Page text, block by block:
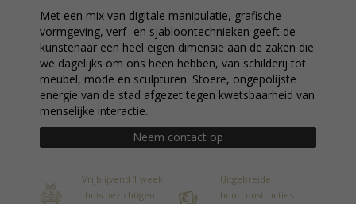
Met een mix van digitale manipulatie, grafische
vormgeving, verf- en sjabloontechnieken geeft de
kunstenaar een heel eigen dimensie aan de zaken die
we dagelijks om ons heen hebben, van schilderij tot
meubel, mode en sculpturen. Stoere, ongepolijste
energie van de stad afgezet tegen kwetsbaarheid van
menselijke interactie.
Neem contact op
Vrijblijvend 1 week
thuis bezichtigen
Uitgebreide
huurconstructies